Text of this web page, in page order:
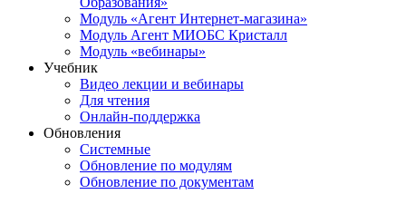
Модуль «Агент Интернет-магазина»
Модуль Агент МИОБС Кристалл
Модуль «вебинары»
Учебник
Видео лекции и вебинары
Для чтения
Онлайн-поддержка
Обновления
Системные
Обновление по модулям
Обновление по документам